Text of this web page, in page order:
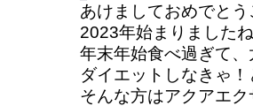
あけましておめでとう
2023年始まりましたね
年末年始食べ過ぎて
ダイエットしなきゃ
そんな方はアクアエ